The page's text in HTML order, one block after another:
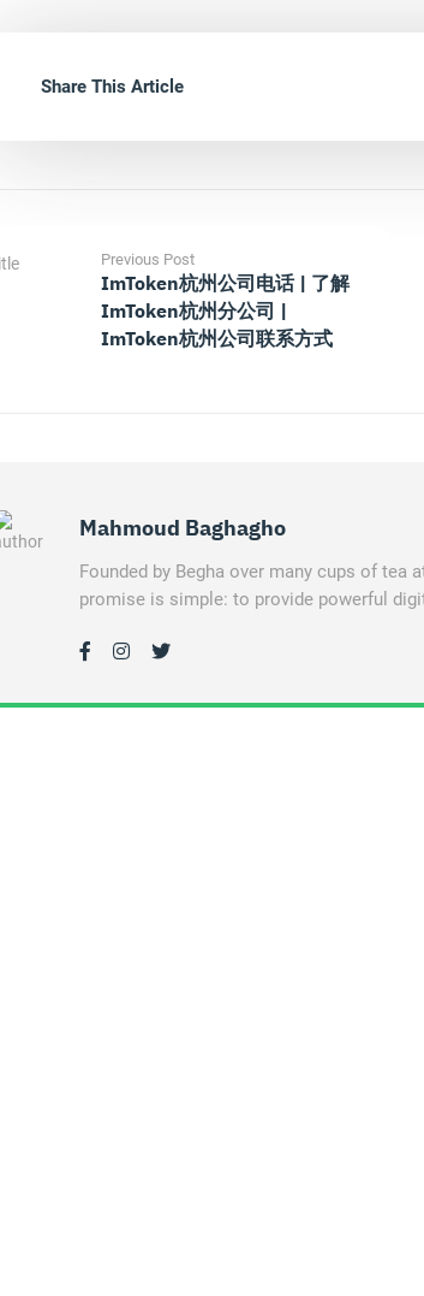
Share This Article
Previous Post
ImToken杭州公司电话 | 了解
ImToken杭州分公司 |
ImToken杭州公司联系方式
Mahmoud Baghagho
Founded by Begha over many cups of tea
promise is simple: to provide powerful